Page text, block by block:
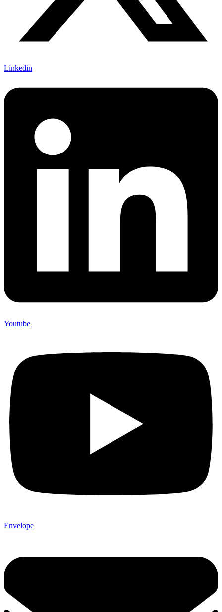
Linkedin
Youtube
Envelope